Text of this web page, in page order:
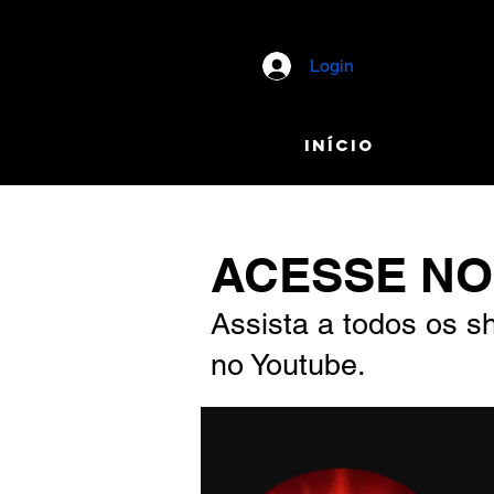
Início
Login
ACESSE
Assista a todos os
no Youtube.